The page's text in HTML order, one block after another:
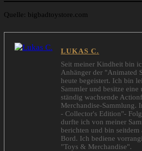
Quelle: bigbadtoystore.com
LUKAS C.
Seit meiner Kindheit bin
Anhänger der "Animated
heute begeistert. Ich bin
Sammler und besitze eine
ständig wachsende
Merchandise-Sammlung.
- Collector's Edition"-
durfte ich von meiner
berichten und bin seitdem
Bord. Ich bediene
"Toys & Merchandise".